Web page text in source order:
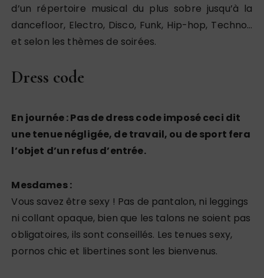
d’un répertoire musical du plus sobre jusqu’à la
dancefloor, Electro, Disco, Funk, Hip-hop, Techno…
et selon les thèmes de soirées.
Dress code
En journée : Pas de dress code imposé ceci dit
une tenue négligée, de travail, ou de sport fera
l’objet d’un refus d’entrée.
Mesdames :
Vous savez être sexy ! Pas de pantalon, ni leggings
ni collant opaque, bien que les talons ne soient pas
obligatoires, ils sont conseillés. Les tenues sexy,
pornos chic et libertines sont les bienvenus.